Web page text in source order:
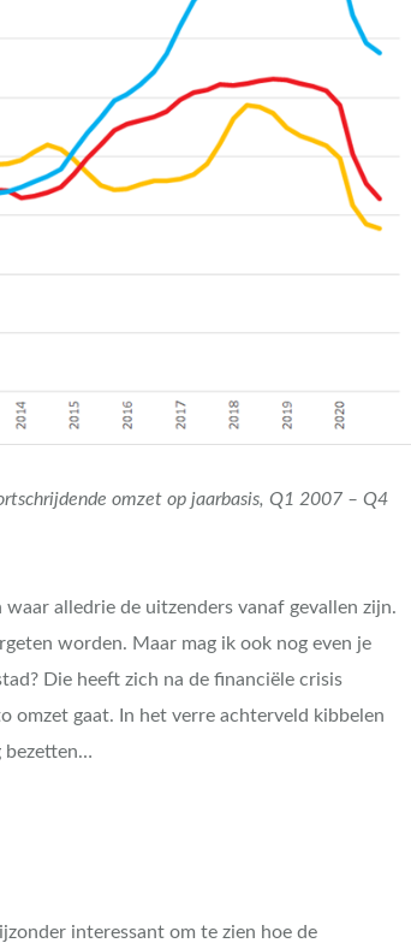
omzet op jaarbasis, Q1 2007 – Q4
alledrie de uitzenders vanaf gevallen zijn.
worden. Maar mag ik ook nog even je
Die heeft zich na de financiële crisis
omzet gaat. In het verre achterveld kibbelen
bezetten…
interessant om te zien hoe de